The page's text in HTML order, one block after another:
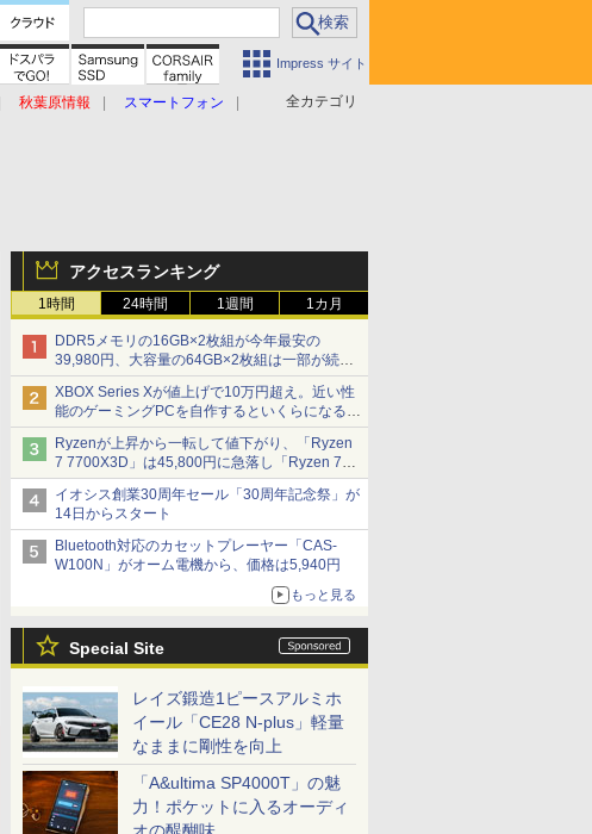
Impress サイト
全カテゴリ
秋葉原情報
スマートフォン
アクセスランキング
1時間 24時間 1週間 1カ月
DDR5メモリの16GB×2枚組が今年最安の
39,980円、大容量の64GB×2枚組は一部が続騰
[8月前半のメモリ価格]
XBOX Series Xが値上げで10万円超え。近い性
能のゲーミングPCを自作するといくらになる？
【石田賀津男の『酒の肴にPCゲーム』】
Ryzenが上昇から一転して値下がり、「Ryzen
7 7700X3D」は45,800円に急落し「Ryzen 7
7800X3D」との価格逆転解消 [8月前半のCPU
価格]
イオシス創業30周年セール「30周年記念祭」が
14日からスタート
Bluetooth対応のカセットプレーヤー「CAS-
W100N」がオーム電機から、価格は5,940円
もっと見る
Special Site
レイズ鍛造1ピースアルミホ
イール「CE28 N-plus」軽量
なままに剛性を向上
「A&ultima SP4000T」の魅
力！ポケットに入るオーディ